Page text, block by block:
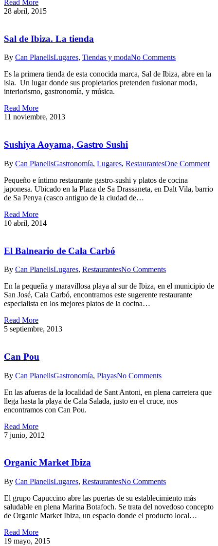
Read More
28 abril, 2015
Sal de Ibiza. La tienda
By Can PlanellsLugares, Tiendas y modaNo Comments
Es la primera tienda de esta conocida marca, Sal de Ibiza, abre en la
isla. Un lugar donde sus propietarios pretenden fusionar moda,
interiorismo, gastronomía, y música.
Read More
11 noviembre, 2013
Sushiya Aoyama, Gastro Sushi
By Can PlanellsGastronomía, Lugares, RestaurantesOne Comment
Pequeño e íntimo restaurante gastro-sushi y platos de cocina
japonesa. Ubicado en la Plaza de Sa Drassaneta, en Dalt Vila, barrio
de Sa Penya (casco antiguo de la ciudad de…
Read More
10 abril, 2014
El Balneario de Cala Carbó
By Can PlanellsLugares, RestaurantesNo Comments
En la pequeña y maravillosa playa al sur de Ibiza, en el municipio de
San José, Cala Carbó, encontramos este sugerente restaurante
especialista en los mejores platos de la cocina…
Read More
5 septiembre, 2013
Can Pou
By Can PlanellsGastronomía, PlayasNo Comments
En las afueras de la localidad de Sant Antoni, en plena carretera que
llega hasta la playa de Cala Salada, justo en el cruce, nos
encontramos con Can Pou.
Read More
7 junio, 2012
Organic Market Ibiza
By Can PlanellsLugares, RestaurantesNo Comments
El grupo Capuccino abre las puertas de su establecimiento más
saludable en plena Marina Botafoch. Se trata del novedoso concepto
de Organic Market Ibiza, un espacio donde el producto local…
Read More
19 mayo, 2015